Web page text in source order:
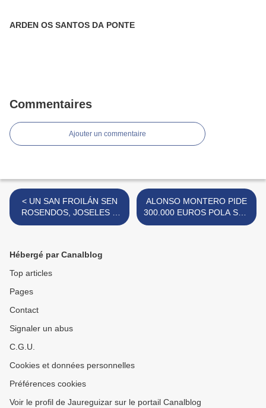
ARDEN OS SANTOS DA PONTE
Commentaires
Ajouter un commentaire
< UN SAN FROILÁN SEN
ROSENDOS, JOSELES E
SABINAS
ALONSO MONTERO PIDE
300.000 EUROS POLA SÚA
MARELA >
Hébergé par Canalblog
Top articles
Pages
Contact
Signaler un abus
C.G.U.
Cookies et données personnelles
Préférences cookies
Voir le profil de Jaureguizar sur le portail Canalblog